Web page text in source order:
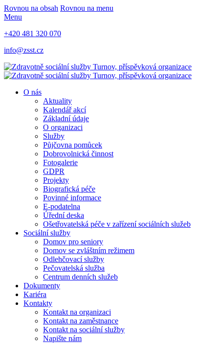
Rovnou na obsah Rovnou na menu
Menu
+420 481 320 070
info@zsst.cz
O nás
Aktuality
Kalendář akcí
Základní údaje
O organizaci
Služby
Půjčovna pomůcek
Dobrovolnická činnost
Fotogalerie
GDPR
Projekty
Biografická péče
Povinné informace
E-podatelna
Úřední deska
Ošetřovatelská péče v zařízení sociálních služeb
Sociální služby
Domov pro seniory
Domov se zvláštním režimem
Odlehčovací služby
Pečovatelská služba
Centrum denních služeb
Dokumenty
Kariéra
Kontakty
Kontakt na organizaci
Kontakt na zaměstnance
Kontakt na sociální služby
Napište nám